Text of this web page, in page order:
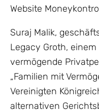
Website
Suraj Malik,
Legacy Groth,
vermögende
„Familien mit
Vereinigten
alternativen